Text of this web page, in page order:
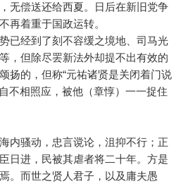
无偿送还给西夏。日后在新旧党争
再着重于国政运转。
已经到了刻不容缓之境地、司马光
，但除尽罢新法外却提不出有效的
扬的，但称“元祐诸贤是关闭着门说
不相照应，被他（章惇）一一捉住
内骚动，忠言谠论，沮抑不行；正
日进，民被其虐者将二十年。方是
。而世之贤人君子，以及庸夫愚